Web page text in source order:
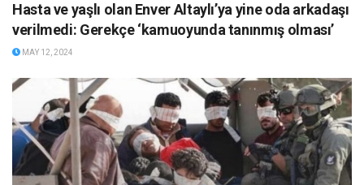
Hasta ve yaşlı olan Enver Altaylı’ya yine oda arkadaşı
verilmedi: Gerekçe ‘kamuoyunda tanınmış olması’
MAY 12, 2024